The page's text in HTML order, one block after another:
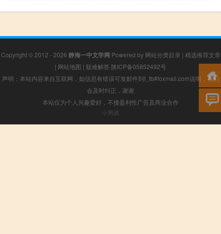
Copyright © 2012 - 2026 静海一中文学网 Powered by 网站分类目录 | 精选推荐文章
| 网站地图 | 疑难解答 陕ICP备05852492号
声明：本站内容来自互联网，如信息有错误可发邮件到f_fb#foxmail.com说明，我们
会及时纠正，谢谢
本站仅为个人兴趣爱好，不接盈利性广告及商业合作
小男孩